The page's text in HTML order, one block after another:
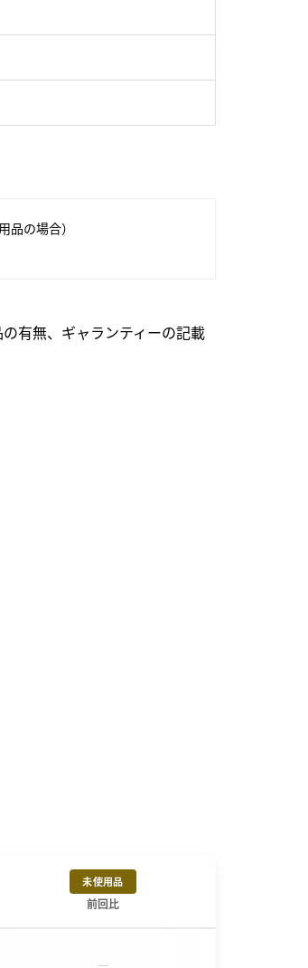
品の場合）
有無、ギャランティーの記載
未使用品
前回比